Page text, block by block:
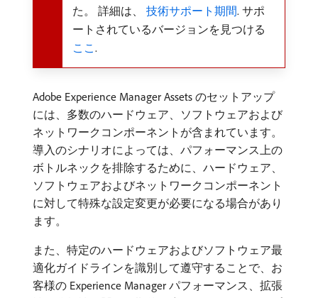
た。 詳細は、 技術サポート期間. サポ
ートされているバージョンを見つける
ここ.
Adobe Experience Manager Assets のセットアップ
には、多数のハードウェア、ソフトウェアおよび
ネットワークコンポーネントが含まれています。
導入のシナリオによっては、パフォーマンス上の
ボトルネックを排除するために、ハードウェア、
ソフトウェアおよびネットワークコンポーネント
に対して特殊な設定変更が必要になる場合があり
ます。
また、特定のハードウェアおよびソフトウェア最
適化ガイドラインを識別して遵守することで、お
客様の Experience Manager パフォーマンス、拡張